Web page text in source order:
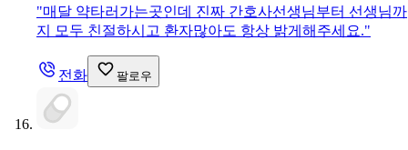
"매달 약타러가는곳인데 진짜 간호사선생님부터 선생님까
지 모두 친절하시고 환자많아도 항상 밝게해주세요."
전화 팔로우